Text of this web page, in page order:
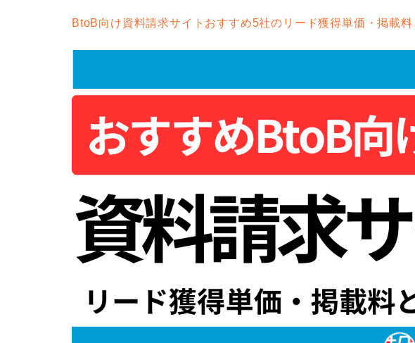
BtoB向け資料請求サイトおすすめ5社のリード獲得単価・掲載